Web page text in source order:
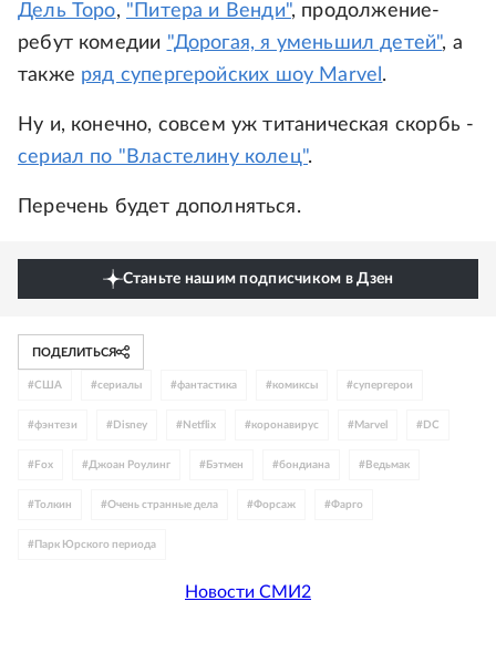
Дель Торо, "Питера и Венди", продолжение-
ребут комедии "Дорогая, я уменьшил детей", а
также ряд супергеройских шоу Marvel .
Ну и, конечно, совсем уж титаническая скорбь -
сериал по "Властелину колец".
Перечень будет дополняться.
Станьте нашим подписчиком в Дзен
ПОДЕЛИТЬСЯ
#США #сериалы #фантастика #комиксы #супергерои
#фэнтези # Disney # Netflix #коронавирус # Marvel # DC
# Fox #Джоан Роулинг # Бэтмен #бондиана # Ведьмак
#Толкин #Очень странные дела #Форсаж #Фарго
# Парк Юрского периода
Новости СМИ2